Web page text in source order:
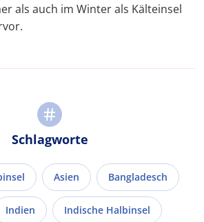
als auch im Winter als Kälteinsel
Schlagworte
Asien Bangladesch
Indien Indische Halbinsel